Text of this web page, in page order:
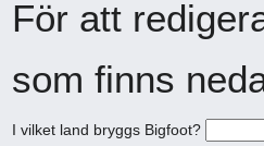
För att
som finns
I vilket land bryggs Bigfoot?